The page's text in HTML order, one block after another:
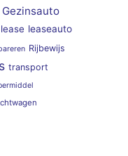
Gezinsauto
lease leaseauto
Rijbewijs
transport